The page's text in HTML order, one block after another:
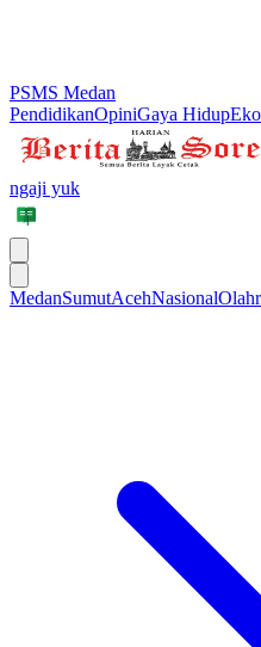
PSMS Medan
PendidikanOpiniGaya Hidup
ngaji yuk
MedanSumutAcehNasional